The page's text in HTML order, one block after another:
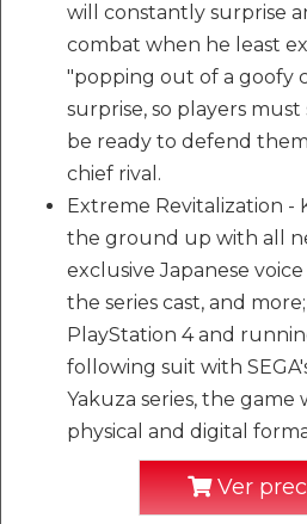
will constantly surprise
combat when he least
"popping out of a goofy
surprise, so players
be ready to defend
chief rival.
Extreme Revitalization -
the ground up with all
exclusive Japanese
the series cast, and
PlayStation 4 and
following suit with
Yakuza series, the game
physical and digital
Ver